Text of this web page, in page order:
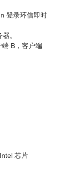
登录环信即时
。
B，客户端
芯片